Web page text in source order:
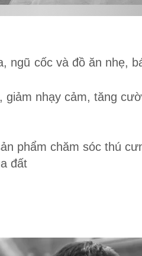
cốc và đồ ăn nhẹ,
nhạy cảm, tăng
phẩm chăm sóc thú
đất